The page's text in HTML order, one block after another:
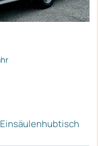
Einsäulenhubtisch